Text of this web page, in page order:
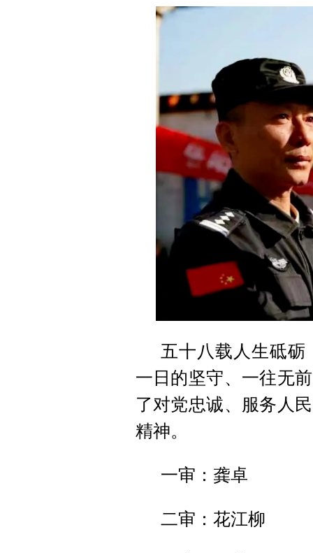
五十八载人生砥
一日的坚守、一往无
了对党忠诚、服务人
精神。
一审：龚卓
二审：花江柳